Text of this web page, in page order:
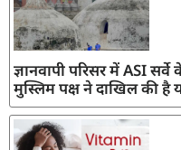
ज्ञानवापी परिसर में ASI
मुस्लिम पक्ष ने दाखिल की है